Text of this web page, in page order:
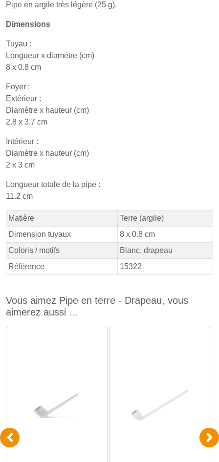
Pipe en argile très légère (25 g).
Dimensions
Tuyau :
Longueur x diamètre (cm)
8 x 0.8 cm
Foyer :
Extérieur :
Diamètre x hauteur (cm)
2.8 x 3.7 cm
Intérieur :
Diamètre x hauteur (cm)
2 x 3 cm
Longueur totale de la pipe :
11.2 cm
Matière
Terre (argile)
Dimension tuyaux
8 x 0.8 cm
Coloris / motifs
Blanc, drapeau
Référence
15322
Vous aimez Pipe en terre - Drapeau, vous
aimerez aussi ...